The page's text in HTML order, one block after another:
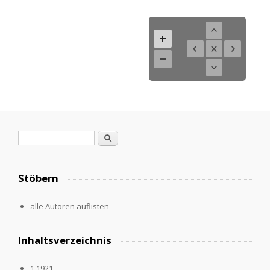
Suche
Stöbern
alle Autoren auflisten
Inhaltsverzeichnis